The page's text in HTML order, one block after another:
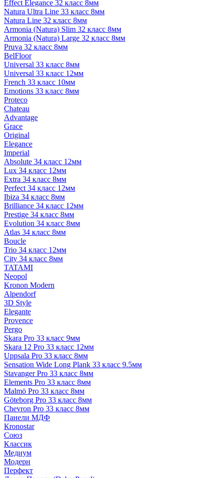
Effect Elegance 32 класс 8мм
Natura Ultra Line 33 класс 8мм
Natura Line 32 класс 8мм
Armonia (Natura) Slim 32 класс 8мм
Armonia (Natura) Large 32 класс 8мм
Pruva 32 класс 8мм
BelFloor
Universal 33 класс 8мм
Universal 33 класс 12мм
French 33 класс 10мм
Emotions 33 класс 8мм
Proteco
Chateau
Advantage
Grace
Original
Elegance
Imperial
Absolute 34 класс 12мм
Lux 34 класс 12мм
Extra 34 класс 8мм
Perfect 34 класс 12мм
Ibiza 34 класс 8мм
Brilliance 34 класс 12мм
Prestige 34 класс 8мм
Evolution 34 класс 8мм
Atlas 34 класс 8мм
Boucle
Trio 34 класс 12мм
City 34 класс 8мм
TATAMI
Neopol
Kronon Modern
Alpendorf
3D Style
Elegante
Provence
Pergo
Skara Pro 33 класс 9мм
Skara 12 Pro 33 класс 12мм
Uppsala Pro 33 класс 8мм
Sensation Wide Long Plank 33 класс 9.5мм
Stavanger Pro 33 класс 8мм
Elements Pro 33 класс 8мм
Malmö Pro 33 класс 8мм
Göteborg Pro 33 класс 8мм
Chevron Pro 33 класс 8мм
Панели МДФ
Кronostar
Союз
Классик
Медиум
Модерн
Перфект